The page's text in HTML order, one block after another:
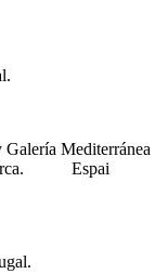
Mediterránea
Espai